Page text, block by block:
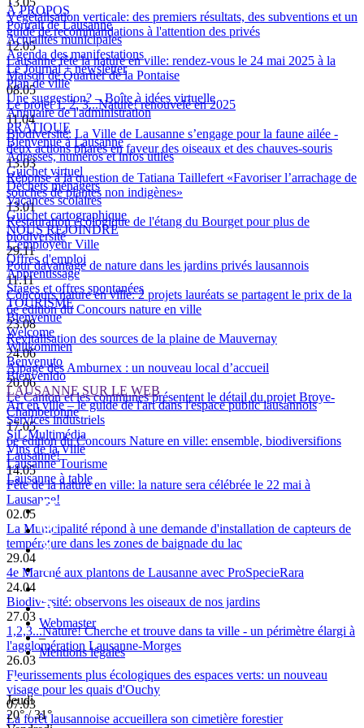
Végétalisation verticale: des premiers résultats, des subventions et un
guide de recommandations à l'attention des privés
12.05
Lausanne fête la nature en ville: rendez-vous le 24 mai 2025 à la
Maison de Quartier de la Pontaise
08.05
Le projet 1, 2, 3...Nature! renouvelé en 2025
11.04
Biodiversité: La Ville de Lausanne s’engage pour la faune ailée -
deux actions phares en faveur des oiseaux et des chauves-souris
13.03
Réponse à la question de Tatiana Taillefert «Favoriser l’arrachage de
souches de plantes non indigènes»
13.01
Restauration écologique de l'étang du Bourget pour plus de
biodiversité
29.11
Pour davantage de nature dans les jardins privés lausannois
11.11
Concours nature en ville: 2 projets lauréats se partagent le prix de la
6e édition du Concours nature en ville
23.08
Revitalisation des sources de la plaine de Mauvernay
24.06
Alpage des Amburnex : un nouveau local d’accueil
20.06
Le Canton et les communes présentent le détail du projet Broye-
Chamberonne
17.05
6e édition du Concours Nature en ville: ensemble, biodiversifions
Lausanne!
14.05
Fête de la nature en ville: la nature sera célébrée le 22 mai à
Lausanne!
02.05
La Municipalité répond à une demande d'installation de capteurs de
température dans les zones de baignade du lac
29.04
4e Marché aux plantons de Lausanne avec ProSpecieRara
24.04
Biodiversité: observons les oiseaux de nos jardins
27.03
1,2,3...Nature! Cherche et trouve dans ta ville - un périmètre élargi à
l'agglomération Lausanne-Morges
26.03
Fleurissements plus écologiques des espaces verts: un nouveau
visage pour les quais d'Ouchy
07.03
La forêt lausannoise accueillera son cimetière forestier
À PROPOS
Portrait de Lausanne
Actualités municipales
Agenda des manifestations
Le Journal + newsletter
Plan de ville
Une suggestion? – Boîte à idées virtuelle
Annuaire de l'administration
PRATIQUE
Bienvenue à Lausanne
Adresses, numéros et infos utiles
Guichet virtuel
Déchets ménagers
Vacances scolaires
Guichet cartographique
NOUS REJOINDRE
L'employeur Ville
Offres d'emploi
Apprentissage
Stages et offres spontanées
TOURISME
Bienvenue
Welcome
Willkommen
Benvenuto
Bienvenido
LAUSANNE SUR LE WEB
Art en ville – le guide de l'art dans l'espace public lausannois
Services industriels
SiL Multimédia
Vins de la Ville
Lausanne Tourisme
Lausanne à table
Webmaster
–
Mentions légales
Jeudi
20° / 31°